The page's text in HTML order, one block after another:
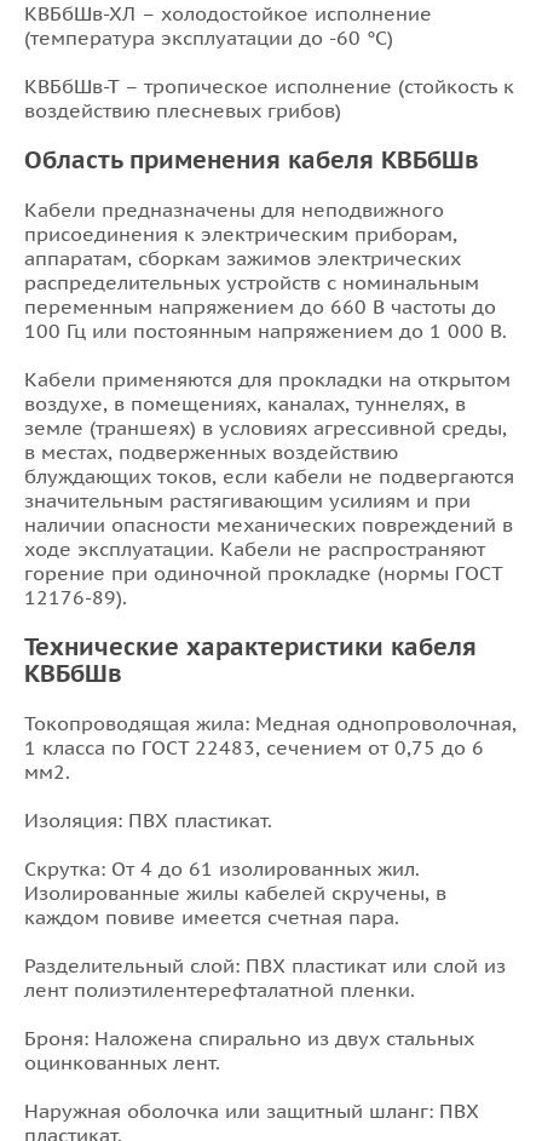
КВБбШв-ХЛ – холодостойкое исполнение
(температура эксплуатации до -60 °С)
КВБбШв-Т – тропическое исполнение (стойкость к
воздействию плесневых грибов)
Область применения кабеля КВБбШв
Кабели предназначены для неподвижного
присоединения к электрическим приборам,
аппаратам, сборкам зажимов электрических
распределительных устройств с номинальным
переменным напряжением до 660 В частоты до
100 Гц или постоянным напряжением до 1 000 В.
Кабели применяются для прокладки на открытом
воздухе, в помещениях, каналах, туннелях, в
земле (траншеях) в условиях агрессивной среды,
в местах, подверженных воздействию
блуждающих токов, если кабели не подвергаются
значительным растягивающим усилиям и при
наличии опасности механических повреждений в
ходе эксплуатации. Кабели не распространяют
горение при одиночной прокладке (нормы ГОСТ
12176-89).
Технические характеристики кабеля
КВБбШв
Токопроводящая жила: Медная однопроволочная,
1 класса по ГОСТ 22483, сечением от 0,75 до 6
мм2.
Изоляция: ПВХ пластикат.
Скрутка: От 4 до 61 изолированных жил.
Изолированные жилы кабелей скручены, в
каждом повиве имеется счетная пара.
Разделительный слой: ПВХ пластикат или слой из
лент полиэтилентерефталатной пленки.
Броня: Наложена спирально из двух стальных
оцинкованных лент.
Наружная оболочка или защитный шланг: ПВХ
пластикат.